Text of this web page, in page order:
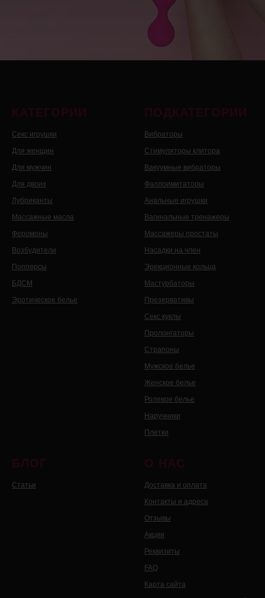
КАТЕГОРИИ
Секс игрушки
Для женщин
Для мужчин
Для двоих
Лубриканты
Массажные масла
Феромоны
Возбудители
Попперсы
БДСМ
Эротическое белье
ПОДКАТЕГОРИИ
Вибраторы
Стимуляторы клитора
Вакуумные вибраторы
Фаллоимитаторы
Анальные игрушки
Вагинальные тренажеры
Массажеры простаты
Насадки на член
Эрекционные кольца
Мастурбаторы
Презервативы
Секс куклы
Пролонгаторы
Страпоны
Мужское белье
Женское белье
Ролевое белье
Наручники
Плетки
БЛОГ
Статьи
О НАС
Доставка и оплата
Контакты и адреса
Отзывы
Акции
Реквизиты
FAQ
Карта сайта